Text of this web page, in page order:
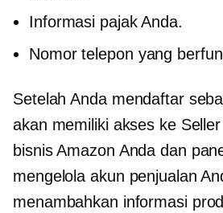
Informasi pajak Anda.
Nomor telepon yang
Setelah Anda mendaftar
akan memiliki akses ke
bisnis Amazon Anda dan
mengelola akun penjualan
menambahkan informasi